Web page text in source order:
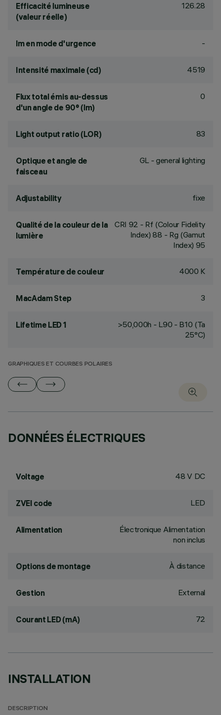
Efficacité lumineuse
(valeur réelle)
126.28
lm en mode d'urgence -
Intensité maximale (cd) 4519
Flux total émis au-dessus
d'un angle de 90° (lm)
0
Light output ratio (LOR) 83
Optique et angle de
faisceau
GL - general lighting
Adjustability fixe
Qualité de la couleur de la
lumière
CRI 92 - Rf (Colour Fidelity
Index) 88 - Rg (Gamut
Index) 95
Température de couleur 4000 K
MacAdam Step 3
Lifetime LED 1
>50,000h - L90 - B10 (Ta
25°C)
GRAPHIQUES ET COURBES POLAIRES
DONNÉES ÉLECTRIQUES
Voltage 48 V DC
ZVEI code LED
Alimentation
Électronique Alimentation
non inclus
Options de montage À distance
Gestion External
Courant LED (mA) 72
INSTALLATION
DESCRIPTION